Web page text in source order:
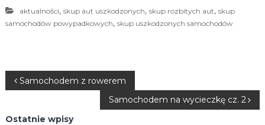
aktualności, skup aut uszkodzonych, skup rozbitych aut, skup
samochodów powypadkowych, skup uszkodzonych samochodów
N
a
Samochodem z rowerem
Samochodem na wycieczkę cz. 2
Ostatnie wpisy